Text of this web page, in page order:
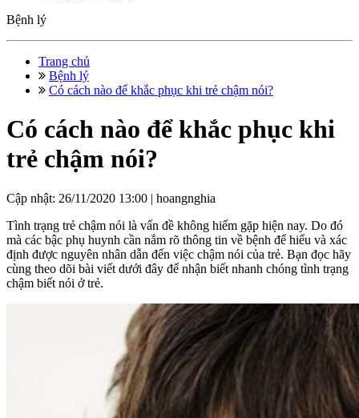
Bệnh lý
Trang chủ
Bệnh lý
Có cách nào để khắc phục khi trẻ chậm nói?
Có cách nào để khắc phục khi
trẻ chậm nói?
Cập nhật: 26/11/2020 13:00 | hoangnghia
Tình trạng trẻ chậm nói là vấn đề không hiếm gặp hiện nay. Do đó
mà các bậc phụ huynh cần nắm rõ thông tin về bệnh để hiểu và xác
định được nguyên nhân dẫn đến việc chậm nói của trẻ. Bạn đọc hãy
cùng theo dõi bài viết dưới đây để nhận biết nhanh chóng tình trạng
chậm biết nói ở trẻ.